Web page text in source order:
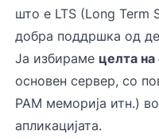
што е LTS (Long
добра поддршка од
Ја избираме целта
основен сервер, со
РАМ меморија итн.)
апликацијата.